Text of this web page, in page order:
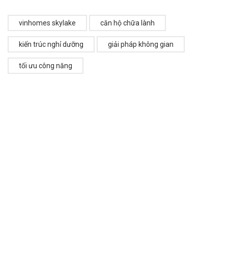
vinhomes skylake căn hộ chữa lành
kiến trúc nghỉ dưỡng giải pháp không gian
tối ưu công năng